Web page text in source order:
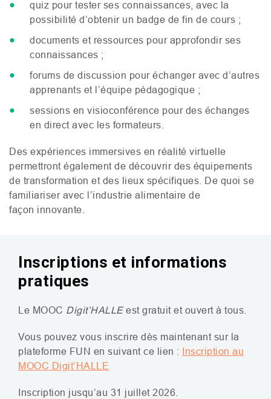
quiz pour tester ses connaissances, avec la
possibilité d’obtenir un badge de fin de cours ;
documents et ressources pour approfondir ses
connaissances ;
forums de discussion pour échanger avec d’autres
apprenants et l’équipe pédagogique ;
sessions en visioconférence pour des échanges
en direct avec les formateurs.
Des expériences immersives en réalité virtuelle
permettront également de découvrir des équipements
de transformation et des lieux spécifiques. De quoi se
familiariser avec l’industrie alimentaire de
façon innovante.
Inscriptions et informations
pratiques
Le MOOC Digit’HALLEest gratuit et ouvert à tous.
Vous pouvez vous inscrire dès maintenant sur la
plateforme FUN en suivant ce lien : Inscription au
MOOC Digit’HALLE
Inscription jusqu’au 31 juillet 2026.